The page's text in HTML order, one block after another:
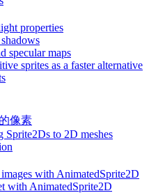
properties
specular maps
sprites as a faster alternative
像素
Sprite2Ds to 2D meshes
with AnimatedSprite2D
with AnimatedSprite2D